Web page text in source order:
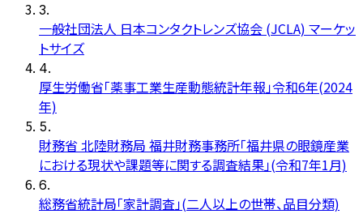
3.
一般社団法人 日本コンタクトレンズ協会 (JCLA) マーケッ
トサイズ
4.
厚生労働省「薬事工業生産動態統計年報」令和6年(2024
年)
5.
財務省 北陸財務局 福井財務事務所「福井県の眼鏡産業
における現状や課題等に関する調査結果」(令和7年1月)
6.
総務省統計局「家計調査」(二人以上の世帯、品目分類)